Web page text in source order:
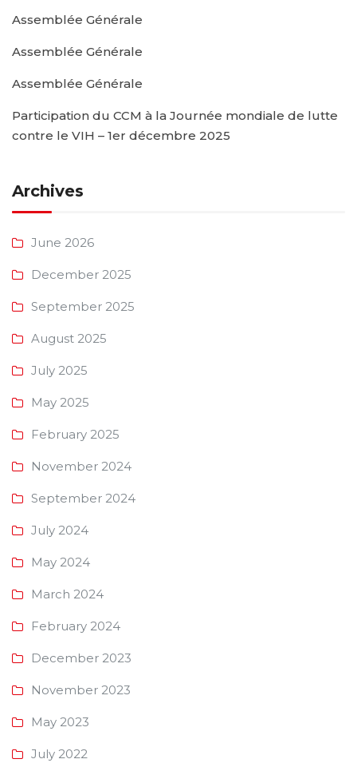
Assemblée Générale
Assemblée Générale
Assemblée Générale
Participation du CCM à la Journée mondiale de lutte
contre le VIH – 1er décembre 2025
Archives
June 2026
December 2025
September 2025
August 2025
July 2025
May 2025
February 2025
November 2024
September 2024
July 2024
May 2024
March 2024
February 2024
December 2023
November 2023
May 2023
July 2022